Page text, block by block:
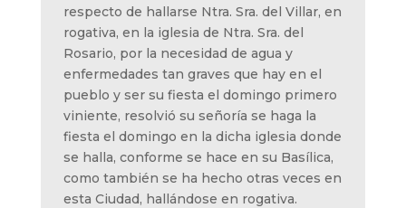
respecto de hallarse Ntra. Sra. del Villar, en
rogativa, en la iglesia de Ntra. Sra. del
Rosario, por la necesidad de agua y
enfermedades tan graves que hay en el
pueblo y ser su fiesta el domingo primero
viniente, resolvió su señoría se haga la
fiesta el domingo en la dicha iglesia donde
se halla, conforme se hace en su Basílica,
como también se ha hecho otras veces en
esta Ciudad, hallándose en rogativa.